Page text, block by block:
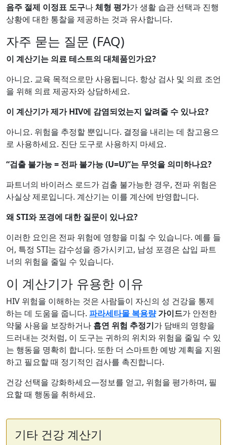
음주 절제 이정표 도구나체형 평가가 생활 습관 선택과 진행
상황에 대한 통찰을 제공하는 것과 유사합니다.
자주 묻는 질문 (FAQ)
이 계산기는 의료 테스트의 대체품인가요?
아니요. 교육 목적으로만 사용됩니다. 항상 검사 및 의료 조언
을 위해 의료 제공자와 상담하세요.
이 계산기가 제가 HIV에 감염되었는지 알려줄 수 있나요?
아니요. 위험을 추정할 뿐입니다. 결정을 내리는 데 참고용으
로 사용하세요. 진단 도구로 사용하지 마세요.
“검출 불가능 = 전파 불가능 (U=U)”는 무엇을 의미하나요?
파트너의 바이러스 로드가 검출 불가능한 경우, 전파 위험은
사실상 제로입니다. 계산기는 이를 계산에 반영합니다.
왜 STI와 포경에 대한 질문이 있나요?
이러한 요인은 전파 위험에 영향을 미칠 수 있습니다. 예를 들
어, 특정 STI는 감수성을 증가시키고, 남성 포경은 삽입 파트
너의 위험을 줄일 수 있습니다.
이 계산기가 유용한 이유
HIV 위험을 이해하는 것은 사람들이 자신의 성 건강을 통제
하는 데 도움을 줍니다. 파라세타몰 복용량가이드가 안전한
약물 사용을 보장하거나 흡연 위험 추정기가 담배의 영향을
드러내는 것처럼, 이 도구는 귀하의 위치와 위험을 줄일 수 있
는 행동을 명확히 합니다. 또한 더 스마트한 예방 계획을 지원
하고 필요할 때 정기적인 검사를 촉진합니다.
건강 선택을 강화하세요—정보를 얻고, 위험을 평가하며, 필
요할 때 행동을 취하세요.
기타 건강 계산기